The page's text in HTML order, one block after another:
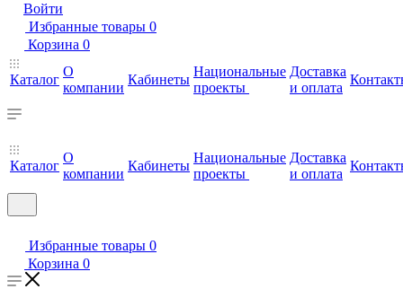
Войти
Избранные товары 0
Корзина 0
Каталог
О
компании
Кабинеты
Национальные
проекты
Доставка
и оплата
Каталог
О
компании
Кабинеты
Национальные
проекты
Доставка
и оплата
Избранные товары 0
Корзина 0